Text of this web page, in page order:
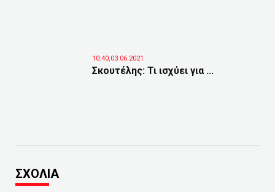
10:40,03.06.2021
Σκουτέλης: Τι ισχύει για ...
ΣΧΟΛΙΑ